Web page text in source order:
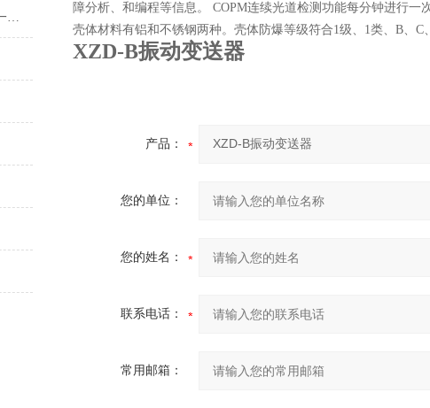
TS-V-36-A02-B20-C01-D02-E10一体化振动变送器
障分析、和编程等信息。 COPM连续光道检测功能每分钟进行一
壳体材料有铝和不锈钢两种。壳体防爆等级符合1级、1类、B、C
XZD-B振动变送器
产品：
您的单位：
您的姓名：
联系电话：
常用邮箱：